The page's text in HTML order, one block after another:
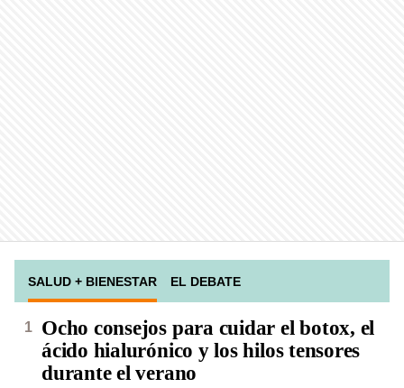
SALUD + BIENESTAR EL DEBATE
Ocho consejos para cuidar el botox, el
ácido hialurónico y los hilos tensores
durante el verano